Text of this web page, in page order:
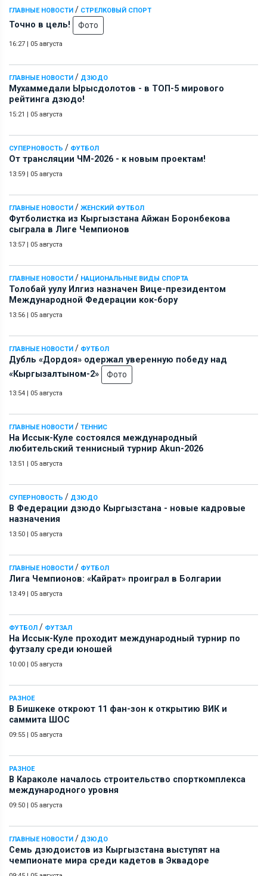
ГЛАВНЫЕ НОВОСТИ / СТРЕЛКОВЫЙ СПОРТ
Точно в цель! Фото
16:27 | 05 августа
ГЛАВНЫЕ НОВОСТИ / ДЗЮДО
Мухаммедали Ырысдолотов - в ТОП-5 мирового
рейтинга дзюдо!
15:21 | 05 августа
СУПЕРНОВОСТЬ / ФУТБОЛ
От трансляции ЧМ-2026 - к новым проектам!
13:59 | 05 августа
ГЛАВНЫЕ НОВОСТИ / ЖЕНСКИЙ ФУТБОЛ
Футболистка из Кыргызстана Айжан Боронбекова
сыграла в Лиге Чемпионов
13:57 | 05 августа
ГЛАВНЫЕ НОВОСТИ / НАЦИОНАЛЬНЫЕ ВИДЫ СПОРТА
Толобай уулу Илгиз назначен Вице-президентом
Международной Федерации кок-бору
13:56 | 05 августа
ГЛАВНЫЕ НОВОСТИ / ФУТБОЛ
Дубль «Дордоя» одержал уверенную победу над
«Кыргызалтыном-2»
Фото
13:54 | 05 августа
ГЛАВНЫЕ НОВОСТИ / ТЕННИС
На Иссык-Куле состоялся международный
любительский теннисный турнир Akun-2026
13:51 | 05 августа
СУПЕРНОВОСТЬ / ДЗЮДО
В Федерации дзюдо Кыргызстана - новые кадровые
назначения
13:50 | 05 августа
ГЛАВНЫЕ НОВОСТИ / ФУТБОЛ
Лига Чемпионов: «Кайрат» проиграл в Болгарии
13:49 | 05 августа
ФУТБОЛ / ФУТЗАЛ
На Иссык-Куле проходит международный турнир по
футзалу среди юношей
10:00 | 05 августа
РАЗНОЕ
В Бишкеке откроют 11 фан-зон к открытию ВИК и
саммита ШОС
09:55 | 05 августа
РАЗНОЕ
В Караколе началось строительство спорткомплекса
международного уровня
09:50 | 05 августа
ГЛАВНЫЕ НОВОСТИ / ДЗЮДО
Семь дзюдоистов из Кыргызстана выступят на
чемпионате мира среди кадетов в Эквадоре